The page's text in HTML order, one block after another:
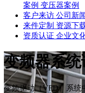
案例 变压器案例
客户来访 公司新
来件定制 资源下
资质认证 企业文
变频器系
变频驱动（VFD）系统